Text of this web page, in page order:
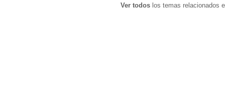
Ver todos los temas relacionados